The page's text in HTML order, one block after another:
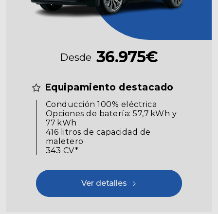
Desde 36.975€
Equipamiento destacado
Conducción 100% eléctrica
Opciones de batería: 57,7 kWh y
77 kWh
416 litros de capacidad de
maletero
343 CV*
Ver detalles